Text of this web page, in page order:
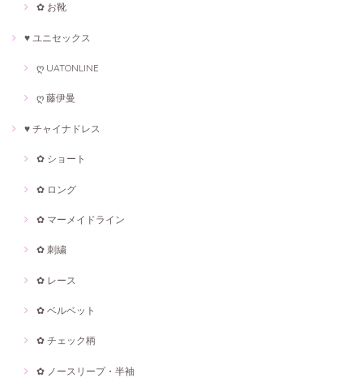
✿ お靴
♥ ユニセックス
ღ UATONLINE
ღ 藤伊曼
♥ チャイナドレス
✿ ショート
✿ ロング
✿ マーメイドライン
✿ 刺繍
✿ レース
✿ ベルベット
✿ チェック柄
✿ ノースリープ・半袖